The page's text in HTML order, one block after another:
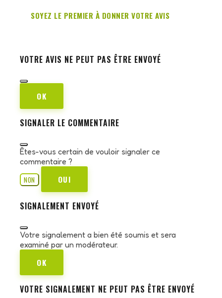
SOYEZ LE PREMIER À DONNER VOTRE AVIS
VOTRE AVIS NE PEUT PAS ÊTRE ENVOYÉ
OK
SIGNALER LE COMMENTAIRE
Êtes-vous certain de vouloir signaler ce
commentaire ?
NON
OUI
SIGNALEMENT ENVOYÉ
Votre signalement a bien été soumis et sera
examiné par un modérateur.
OK
VOTRE SIGNALEMENT NE PEUT PAS ÊTRE ENVOYÉ